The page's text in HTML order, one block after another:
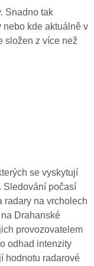
Snadno tak
nebo kde aktuálně v
složen z více než
se vyskytují
Sledování počasí
radary na vrcholech
Drahanské
provozovatelem
odhad intenzity
hodnotu radarové